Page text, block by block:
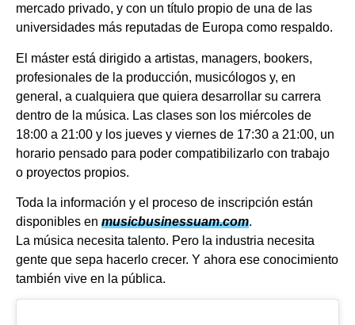
mercado privado, y con un título propio de una de las
universidades más reputadas de Europa como respaldo.
El máster está dirigido a artistas, managers, bookers,
profesionales de la producción, musicólogos y, en
general, a cualquiera que quiera desarrollar su carrera
dentro de la música. Las clases son los miércoles de
18:00 a 21:00 y los jueves y viernes de 17:30 a 21:00, un
horario pensado para poder compatibilizarlo con trabajo
o proyectos propios.
Toda la información y el proceso de inscripción están
disponibles en musicbusinessuam.com.
La música necesita talento. Pero la industria necesita
gente que sepa hacerlo crecer. Y ahora ese conocimiento
también vive en la pública.